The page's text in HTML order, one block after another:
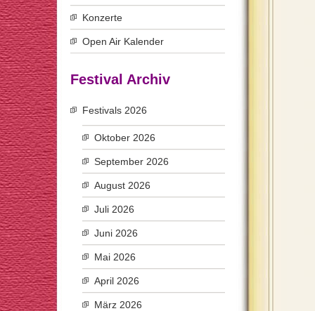
Konzerte
Open Air Kalender
Festival Archiv
Festivals 2026
Oktober 2026
September 2026
August 2026
Juli 2026
Juni 2026
Mai 2026
April 2026
März 2026